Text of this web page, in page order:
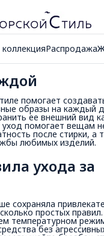
Распродажа
помогает
образы на каждый
ее внешний вид
помогает вещам
после стирки, а
любимых изделий.
ухода за
сохраняла
простых
температурном
без